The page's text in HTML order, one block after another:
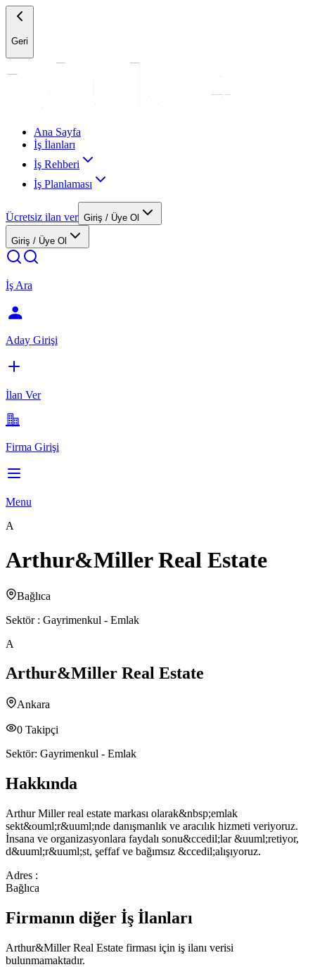
Geri
Ana Sayfa
İş İlanları
İş Rehberi
İş Planlaması
Ücretsiz ilan ver Giriş / Üye Ol
Giriş / Üye Ol
İş Ara
Aday Girişi
İlan Ver
Firma Girişi
Menu
A
Arthur&Miller Real Estate
Bağlıca
Sektör : Gayrimenkul - Emlak
A
Arthur&Miller Real Estate
Ankara
0 Takipçi
Sektör: Gayrimenkul - Emlak
Hakkında
Arthur Miller real estate markası olarak&nbsp;emlak
sekt&ouml;r&uuml;nde danışmanlık ve aracılık hizmeti veriyoruz.
İnsana ve organizasyonlara faydalı sonu&ccedil;lar &uuml;retiyor,
d&uuml;r&uuml;st, şeffaf ve bağımsız &ccedil;alışıyoruz.
Adres :
Bağlıca
Firmanın diğer İş İlanları
Arthur&Miller Real Estate firması için iş ilanı verisi
bulunmamaktadır.